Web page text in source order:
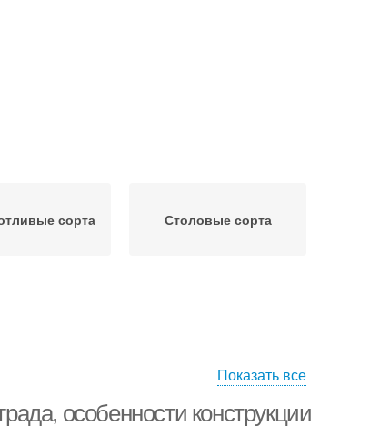
сорта Столовые сорта
Показать все
особенности конструкции